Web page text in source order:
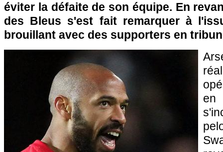
éviter la défaite de son équipe. En
des Bleus s'est fait remarquer à
brouillant avec des supporters en
en